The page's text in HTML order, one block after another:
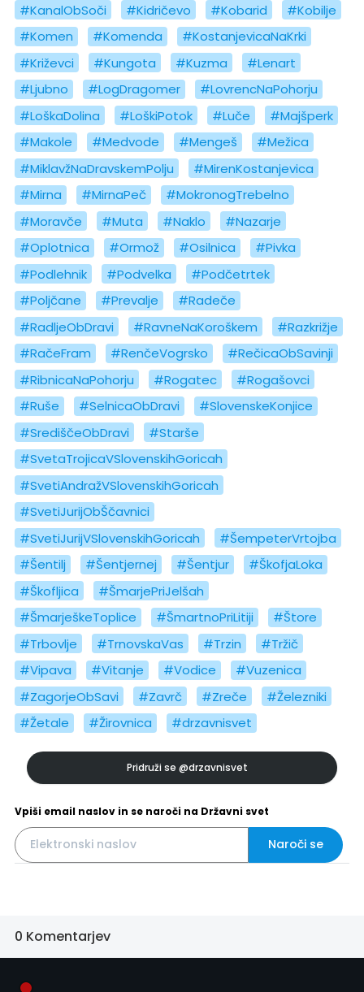
#KanalObSoči
#Kidričevo #Kobarid
#Kobilje
#Komen
#Komenda
#KostanjevicaNaKrki
#Križevci
#Kungota #Kuzma
#Lenart
#Ljubno
#LogDragomer
#LovrencNaPohorju
#LoškaDolina
#LoškiPotok #Luče
#Majšperk
#Makole
#Medvode #Mengeš
#Mežica
#MiklavžNaDravskemPolju
#MirenKostanjevica
#Mirna
#MirnaPeč
#MokronogTrebelno
#Moravče
#Muta #Naklo
#Nazarje
#Oplotnica
#Ormož #Osilnica
#Pivka
#Podlehnik
#Podvelka
#Podčetrtek
#Poljčane
#Prevalje
#Radeče
#RadljeObDravi
#RavneNaKoroškem
#Razkrižje
#RačeFram
#RenčeVogrsko
#RečicaObSavinji
#RibnicaNaPohorju
#Rogatec
#Rogašovci
#Ruše
#SelnicaObDravi
#SlovenskeKonjice
#SrediščeObDravi
#Starše
#SvetaTrojicaVSlovenskihGoricah
#SvetiAndražVSlovenskihGoricah
#SvetiJurijObŠčavnici
#SvetiJurijVSlovenskihGoricah
#ŠempeterVrtojba
#Šentilj
#Šentjernej #Šentjur
#ŠkofjaLoka
#Škofljica
#ŠmarjePriJelšah
#ŠmarješkeToplice
#ŠmartnoPriLitiji
#Štore
#Trbovlje
#TrnovskaVas #Trzin
#Tržič
#Vipava
#Vitanje #Vodice
#Vuzenica
#ZagorjeObSavi
#Zavrč #Zreče
#Železniki
#Žetale
#Žirovnica #drzavnisvet
Pridruži se @drzavnisvet
Vpiši email naslov in se naroči na Državni svet
Naroči se
0 Komentarjev